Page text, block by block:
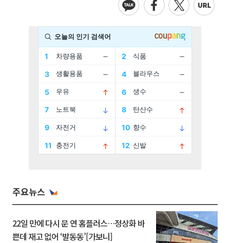
주요뉴스
22일 만에 다시 문 연 홈플러스…정상화 바
쁜데 재고 없어 ‘발동동’[가보니]